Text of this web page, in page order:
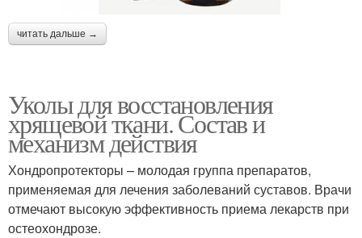
читать дальше →
Уколы для восстановления
хрящевой ткани. Состав и
механизм действия
Хондропротекторы – молодая группа препаратов,
применяемая для лечения заболеваний суставов. Врачи
отмечают высокую эффективность приема лекарств при
остеохондрозе.